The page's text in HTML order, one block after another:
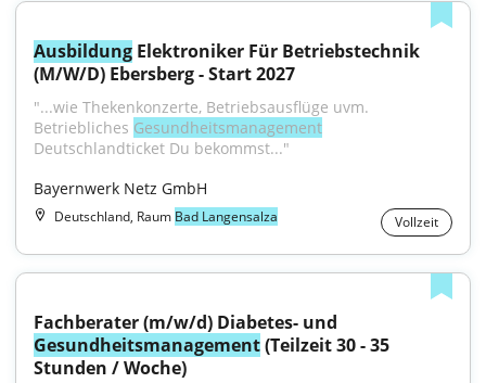
Ausbildung Elektroniker Für Betriebstechnik
(M/W/D) Ebersberg - Start 2027
"...wie Thekenkonzerte, Betriebsausflüge uvm.
Betriebliches Gesundheitsmanagement
Deutschlandticket Du bekommst..."
Bayernwerk Netz GmbH
Deutschland, Raum Bad Langensalza Vollzeit
Gesundheitsmanagement (Teilzeit 30 - 35
Stunden / Woche)